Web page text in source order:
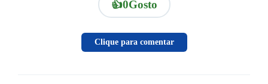
👍0Gosto
Clique para comentar